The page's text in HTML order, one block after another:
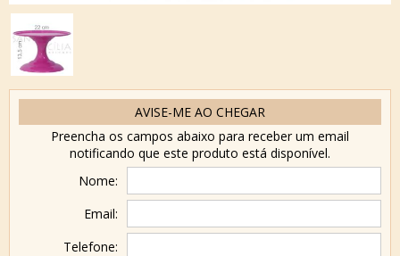
AVISE-ME AO CHEGAR
Preencha os campos abaixo para receber um email
notificando que este produto está disponível.
Nome:
Email:
Telefone: